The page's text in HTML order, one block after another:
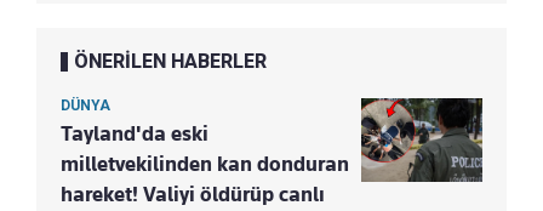
ÖNERİLEN HABERLER
DÜNYA
Tayland'da eski
milletvekilinden kan donduran
hareket! Valiyi öldürüp canlı